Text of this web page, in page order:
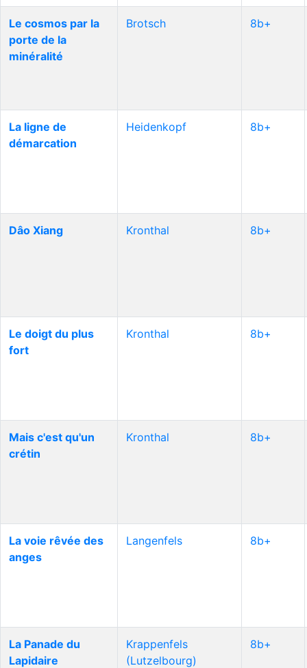
Le cosmos par la
porte de la
minéralité
Brotsch 8b+
La ligne de
démarcation
Heidenkopf 8b+
Dâo Xiang Kronthal 8b+
Le doigt du plus
fort
Kronthal 8b+
Mais c'est qu'un
crétin
Kronthal 8b+
La voie rêvée des
anges
Langenfels 8b+
La Panade du
Lapidaire
Krappenfels
(Lutzelbourg)
8b+